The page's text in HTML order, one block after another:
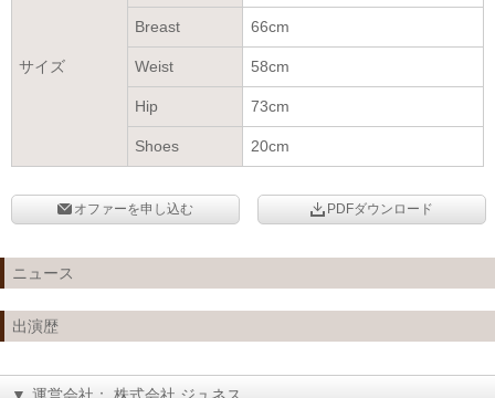
サイズ
Breast 66cm
Weist 58cm
Hip 73cm
Shoes 20cm
オファーを申し込む PDFダウンロード
ニュース
出演歴